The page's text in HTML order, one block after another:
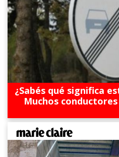
¿Sabés qué significa
Muchos